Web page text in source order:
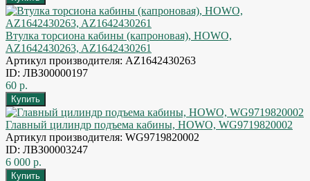
Втулка торсиона кабины (капроновая), HOWO,
AZ1642430263, AZ1642430261
Артикул производителя: AZ1642430263
ID: ЛВЗ00000197
60 р.
Главный цилиндр подъема кабины, HOWO, WG9719820002
Артикул производителя: WG9719820002
ID: ЛВЗ00003247
6 000 р.